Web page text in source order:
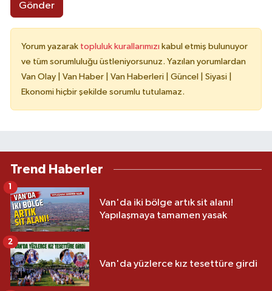
Gönder
Yorum yazarak topluluk kurallarımızı kabul etmiş bulunuyor
ve tüm sorumluluğu üstleniyorsunuz. Yazılan yorumlardan
Van Olay | Van Haber | Van Haberleri | Güncel | Siyasi |
Ekonomi hiçbir şekilde sorumlu tutulamaz.
Trend Haberler
Van'da iki bölge artık sit alanı!
Yapılaşmaya tamamen yasak
1
Van'da yüzlerce kız tesettüre girdi
2